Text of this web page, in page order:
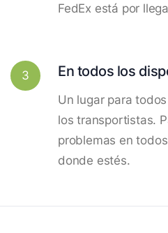
FedEx está por
3 En todos los
Un lugar para
los transportistas.
problemas en
donde estés.